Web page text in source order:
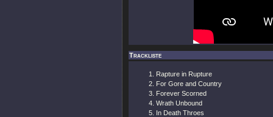
Trackliste
Rapture in Rupture
For Gore and Country
Forever Scorned
Wrath Unbound
In Death Throes